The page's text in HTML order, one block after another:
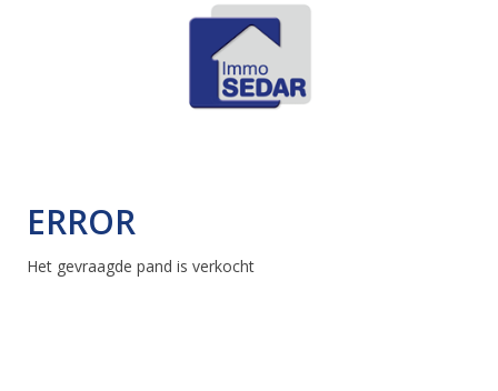
ERROR
Het gevraagde pand is verkocht